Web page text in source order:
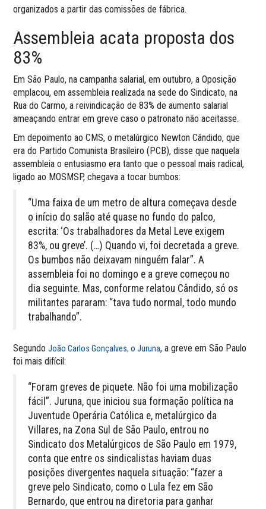
organizados a partir das comissões de fábrica.
Assembleia acata proposta dos
83%
Em São Paulo, na campanha salarial, em outubro, a Oposição
emplacou, em assembleia realizada na sede do Sindicato, na
Rua do Carmo, a reivindicação de 83% de aumento salarial
ameaçando entrar em greve caso o patronato não aceitasse.
Em depoimento ao CMS, o metalúrgico Newton Cândido, que
era do Partido Comunista Brasileiro (PCB), disse que naquela
assembleia o entusiasmo era tanto que o pessoal mais radical,
ligado ao MOSMSP, chegava a tocar bumbos:
“Uma faixa de um metro de altura começava desde
o início do salão até quase no fundo do palco,
escrita: ‘Os trabalhadores da Metal Leve exigem
83%, ou greve’. (…) Quando vi, foi decretada a greve.
Os bumbos não deixavam ninguém falar”. A
assembleia foi no domingo e a greve começou no
dia seguinte. Mas, conforme relatou Cândido, só os
militantes pararam: “tava tudo normal, todo mundo
trabalhando”.
SegundoJoão Carlos Gonçalves, o Juruna, a greve em São Paulo
foi mais difícil:
“Foram greves de piquete. Não foi uma mobilização
fácil”. Juruna, que iniciou sua formação política na
Juventude Operária Católica e, metalúrgico da
Villares, na Zona Sul de São Paulo, entrou no
Sindicato dos Metalúrgicos de São Paulo em 1979,
conta que entre os sindicalistas haviam duas
posições divergentes naquela situação: “fazer a
greve pelo Sindicato, como o Lula fez em São
Bernardo, que entrou na diretoria para ganhar